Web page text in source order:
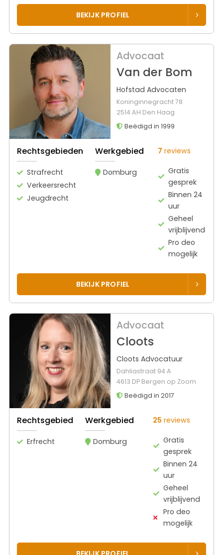
BEKIJK PROFIEL
Advocaat
Van der Bom
Hofstad Advocaten
Koninginnegracht 78
2514 AH Den Haag
Beëdigd in 1999
Rechtsgebieden
Strafrecht
Verkeersrecht
Jeugdrecht
Werkgebied
Domburg
7 reviews
Gratis
gesprek
Binnen 24
uur
Geheel
vrijblijvend
Pro deo
mogelijk
BEKIJK PROFIEL
Advocaat
Cloots
Cloots Advocatuur
Dahliastraat 94 A
4613 DP Bergen op Zoom
Beëdigd in 2017
Rechtsgebied
Erfrecht
Werkgebied
Domburg
25 reviews
Gratis
gesprek
Binnen 24
uur
Geheel
vrijblijvend
Pro deo
mogelijk